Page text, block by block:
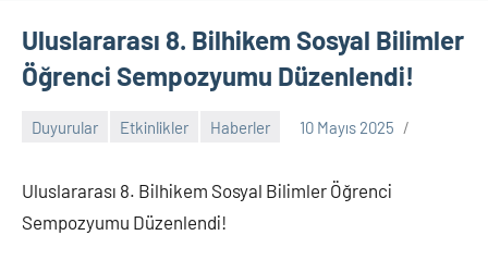
Uluslararası 8. Bilhikem Sosyal Bilimler
Öğrenci Sempozyumu Düzenlendi!
Duyurular Etkinlikler Haberler 10 Mayıs 2025
nw_bhcenter
Uluslararası 8. Bilhikem Sosyal Bilimler Öğrenci
Sempozyumu Düzenlendi!